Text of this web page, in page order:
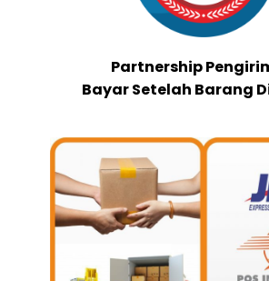
Partnership
Bayar Setelah Barang